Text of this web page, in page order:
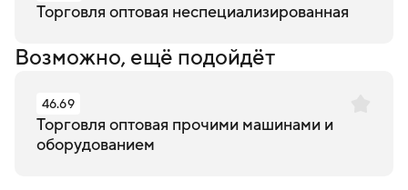
Торговля оптовая неспециализированная
Возможно, ещё подойдёт
46.69
Торговля оптовая прочими машинами и
оборудованием